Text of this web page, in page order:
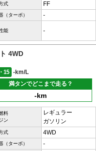
式 FF
（ターボ） -
能 -
4WD
15
-km/L
満タンでどこまで走る？
-km
料
ン
レギュラー
ガソリン
式 4WD
（ターボ） -